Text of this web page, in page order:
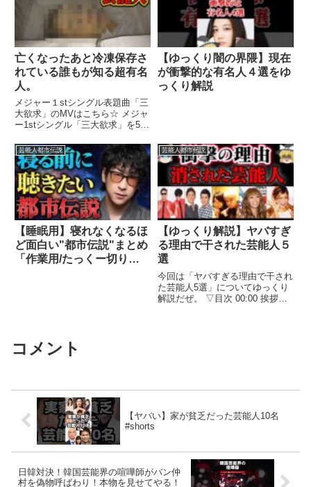
亡くなったあと冷凍保存さ
れている誰もが知る超有名
人。
メジャー１stシングル表題曲「三
大欲求」のMVはこちら☆ メジャ
ー1stシングル「三大欲求」を5
【ゆっくり闇の界隈】現在
が衝撃的な有名人４選をゆ
っくり解説
芸能人都市伝説
【睡眠用】寝れなくなるほ
ど面白い"都市伝説"まとめ
「作業用/たっくー切り抜
芸能人都市伝説
【ゆっくり解説​】ヤバすぎ
る理由で干された芸能人５
選
今回は「ヤバすぎる理由で干され
た芸能人5選」についてゆっくり
解説だぜ。 ▽目次 00:00 挨拶・
コメント
【ヤバい】家が貧乏だった芸能人10名
#shorts
日韓対決！韓国芸能界の喧嘩師がバン仲
村を偽物呼ばわり！本物を見せてやる！